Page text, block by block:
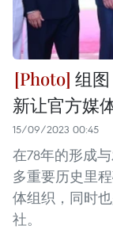
组
新让官方媒
15/09/2023 00:45
在78年的形成
多重要历史里
体组织，同时
社。